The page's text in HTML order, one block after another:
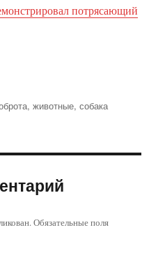
потрясающий
,животные,собака
Обязательные поля